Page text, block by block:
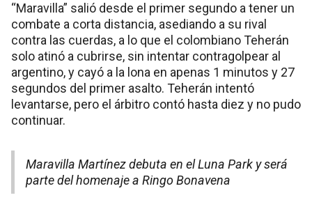
“Maravilla” salió desde el primer segundo a tener un
combate a corta distancia, asediando a su rival
contra las cuerdas, a lo que el colombiano Teherán
solo atinó a cubrirse, sin intentar contragolpear al
argentino, y cayó a la lona en apenas 1 minutos y 27
segundos del primer asalto. Teherán intentó
levantarse, pero el árbitro contó hasta diez y no pudo
continuar.
Maravilla Martínez debuta en el Luna Park y será
parte del homenaje a Ringo Bonavena